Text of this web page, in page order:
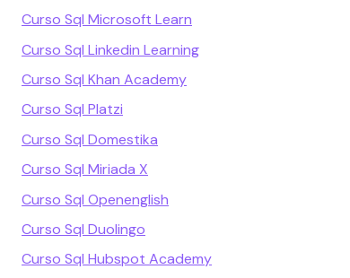
Curso Sql Microsoft Learn
Curso Sql Linkedin Learning
Curso Sql Khan Academy
Curso Sql Platzi
Curso Sql Domestika
Curso Sql Miriada X
Curso Sql Openenglish
Curso Sql Duolingo
Curso Sql Hubspot Academy